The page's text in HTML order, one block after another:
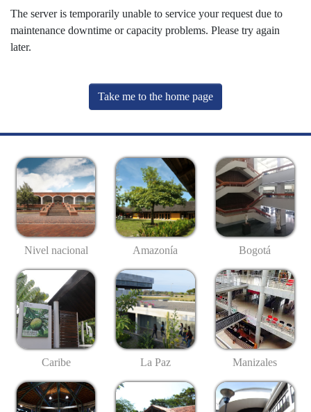
The server is temporarily unable to service your request due to
maintenance downtime or capacity problems. Please try again
later.
Take me to the home page
Nivel nacional Amazonía Bogotá
Caribe La Paz Manizales